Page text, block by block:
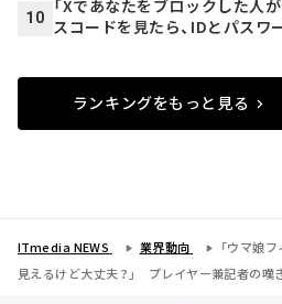
10
「Xであなたをブロックした人
スコードを見たら、IDとパスワ
ランキングをもっと見る
ITmedia NEWS 業界動向
「ウマ娘
見えるけど大丈夫？」 プレイヤー兼記者の嘆